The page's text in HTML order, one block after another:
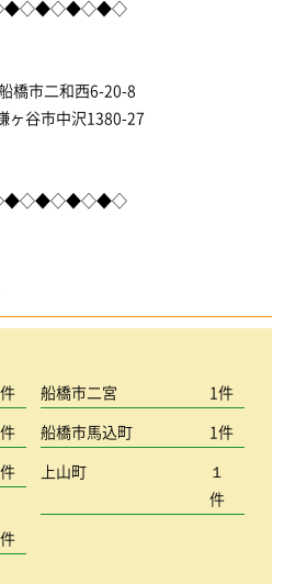
橋市二和西6-20-8
ヶ谷市中沢1380-27
船橋市二宮 1件
船橋市馬込町 1件
上山町
１
件